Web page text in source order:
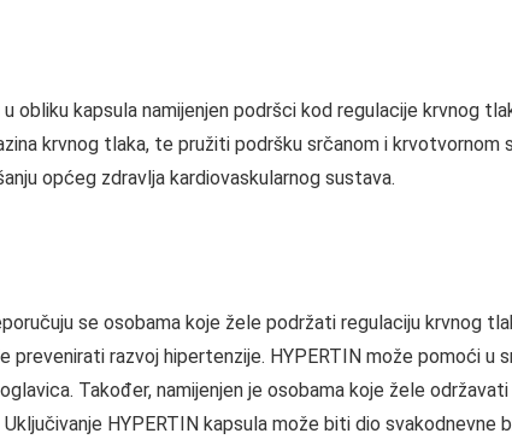
obliku kapsula namijenjen podršci kod regulacije krvnog
krvnog tlaka, te pružiti podršku srčanom i
općeg zdravlja kardiovaskularnog sustava.
se osobama koje žele podržati regulaciju krvnog
razvoj hipertenzije. HYPERTIN može pomoći u
Također, namijenjen je osobama koje žele
HYPERTIN kapsula može biti dio svakodnevne